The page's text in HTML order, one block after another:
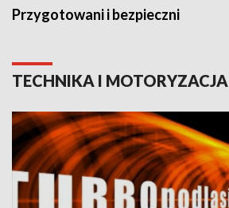
Przygotowani i bezpieczni
TECHNIKA I MOTORYZACJA